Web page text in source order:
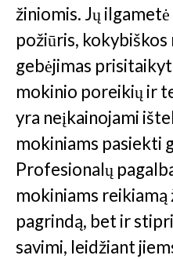
žiniomis. Jų
požiūris,
gebėjimas
mokinio poreikių ir
yra neįkainojami
mokiniams pasiekti
Profesionalų
mokiniams reikiamą
pagrindą, bet ir
savimi, leidžiant